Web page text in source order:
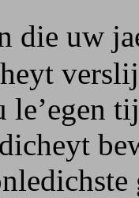
die uw
le’egen